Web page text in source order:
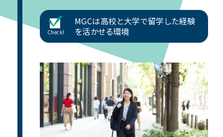
Check!
MGCは高校と大学で留学した経験
を活かせる環境